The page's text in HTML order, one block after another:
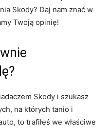
Skody? Daj nam znać w
Twoją opinię!
Skody i szukasz
na których tanio i
to trafiłeś we właściwe